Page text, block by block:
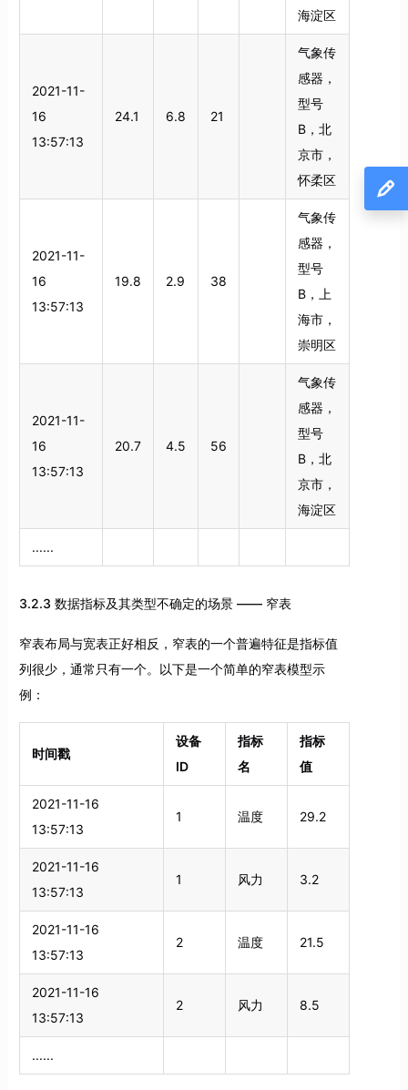
海淀区
2021-11-
16
13:57:13
24.1 6.8 21
气象传
感器，
型号
B，北
京市，
怀柔区
2021-11-
16
13:57:13
19.8 2.9 38
气象传
感器，
型号
B，上
海市，
崇明区
2021-11-
16
13:57:13
20.7 4.5 56
气象传
感器，
型号
B，北
京市，
海淀区
......
3.2.3 数据指标及其类型不确定的场景 —— 窄表
窄表布局与宽表正好相反，窄表的一个普遍特征是指标值
列很少，通常只有一个。以下是一个简单的窄表模型示
例：
时间戳
设备
ID
指标
名
指标
值
2021-11-16
13:57:13
1 温度 29.2
2021-11-16
13:57:13
1 风力 3.2
2021-11-16
13:57:13
2 温度 21.5
2021-11-16
13:57:13
2 风力 8.5
......